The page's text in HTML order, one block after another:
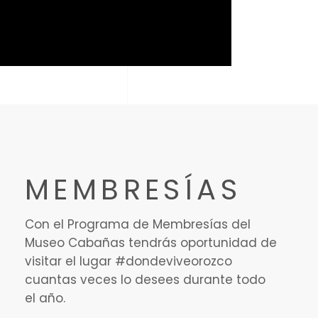
MEMBRESÍAS
Con el Programa de Membresías del
Museo Cabañas tendrás oportunidad de
visitar el lugar #dondeviveorozco
cuantas veces lo desees durante todo
el año.